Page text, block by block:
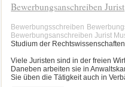
Bewerbungsanschreiben Jurist
Bewerbungsschreiben
Bewerbungsanschreiben Jurist
Studium der
Viele Juristen sind in der freien
Daneben arbeiten sie in
Sie üben die Tätigkeit auch in